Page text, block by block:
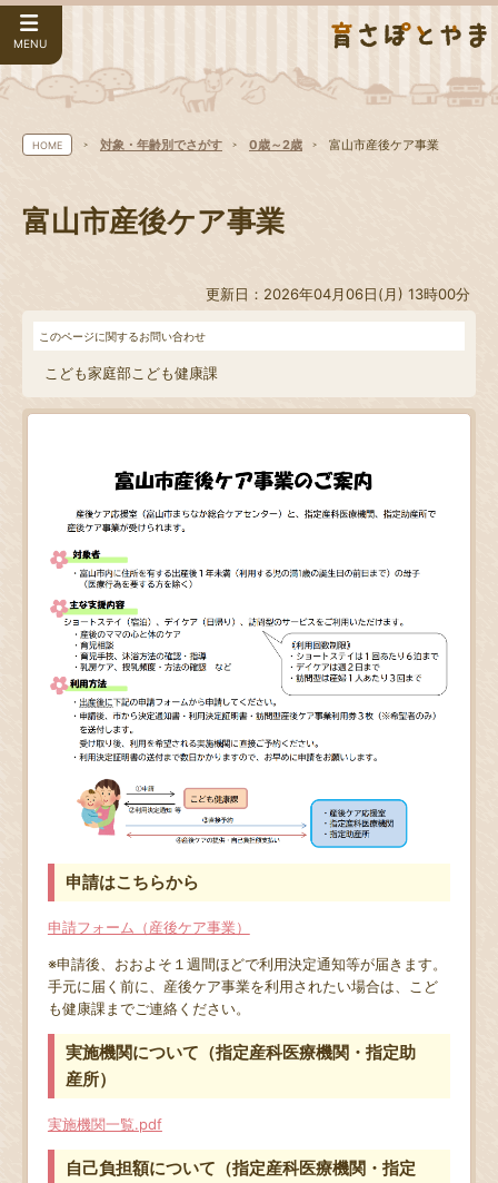
MENU
HOME 対象・年齢別でさがす 0歳～2歳 富山市産後ケア事業
富山市産後ケア事業
更新日：2026年04月06日(月) 13時00分
このページに関するお問い合わせ
こども家庭部こども健康課
申請はこちらから
申請フォーム（産後ケア事業）
※申請後、おおよそ１週間ほどで利用決定通知等が届きます。
手元に届く前に、産後ケア事業を利用されたい場合は、こど
も健康課までご連絡ください。
実施機関について（指定産科医療機関・指定助
産所）
実施機関一覧.pdf
自己負担額について（指定産科医療機関・指定